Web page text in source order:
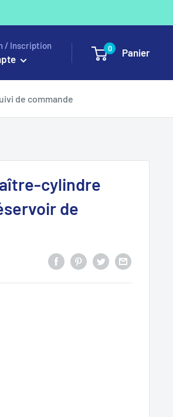
/ Inscription 0 Panier
de commande
cylindre
de